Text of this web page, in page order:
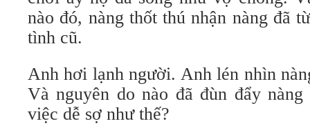
nào đó, nàng thốt thú nhận nàng đã
tình cũ.
Anh hơi lạnh người. Anh lén nhìn
Và nguyên do nào đã đùn đẩy
việc dễ sợ như thế?